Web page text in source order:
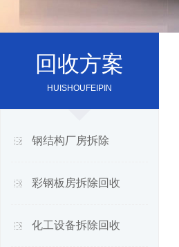
回收方案
HUISHOUFEIPIN
钢结构厂房拆除
彩钢板房拆除回收
化工设备拆除回收